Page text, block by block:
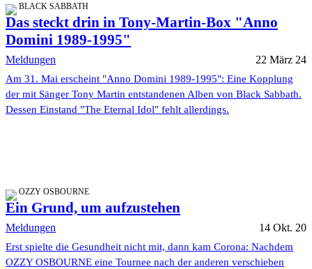
BLACK SABBATH
Das steckt drin in Tony-Martin-Box "Anno
Domini 1989-1995"
Meldungen 22 März 24
Am 31. Mai erscheint "Anno Domini 1989-1995": Eine Kopplung
der mit Sänger Tony Martin entstandenen Alben von Black Sabbath.
Dessen Einstand "The Eternal Idol" fehlt allerdings.
OZZY OSBOURNE
Ein Grund, um aufzustehen
Meldungen 14 Okt. 20
Erst spielte die Gesundheit nicht mit, dann kam Corona: Nachdem
OZZY OSBOURNE eine Tournee nach der anderen verschieben